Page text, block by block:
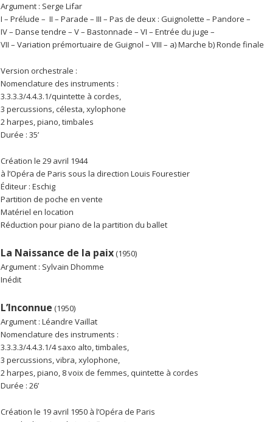
Argument : Serge Lifar
I – Prélude – II – Parade – III – Pas de deux : Guignolette – Pandore –
IV – Danse tendre – V – Bastonnade – VI – Entrée du juge –
VII – Variation prémortuaire de Guignol – VIII – a) Marche b) Ronde finale
Version orchestrale :
Nomenclature des instruments :
3.3.3.3/4.4.3.1/quintette à cordes,
3 percussions, célesta, xylophone
2 harpes, piano, timbales
Durée : 35’
Création le 29 avril 1944
à l’Opéra de Paris sous la direction Louis Fourestier
Éditeur : Eschig
Partition de poche en vente
Matériel en location
Réduction pour piano de la partition du ballet
La Naissance de la paix(1950)
Argument : Sylvain Dhomme
Inédit
L’Inconnue (1950)
Argument : Léandre Vaillat
Nomenclature des instruments :
3.3.3.3/4.4.3.1/4 saxo alto, timbales,
3 percussions, vibra, xylophone,
2 harpes, piano, 8 voix de femmes, quintette à cordes
Durée : 26’
Création le 19 avril 1950 à l’Opéra de Paris